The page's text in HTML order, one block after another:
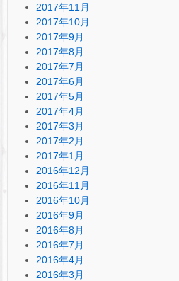
2017年11月
2017年10月
2017年9月
2017年8月
2017年7月
2017年6月
2017年5月
2017年4月
2017年3月
2017年2月
2017年1月
2016年12月
2016年11月
2016年10月
2016年9月
2016年8月
2016年7月
2016年4月
2016年3月